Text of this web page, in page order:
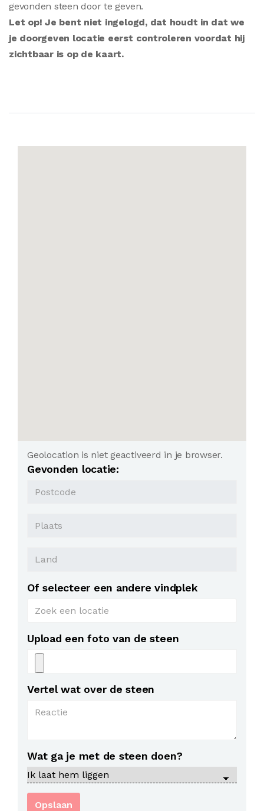
gevonden steen door te geven.
Let op! Je bent niet ingelogd, dat houdt in dat we
je doorgeven locatie eerst controleren voordat hij
zichtbaar is op de kaart.
Geolocation is niet geactiveerd in je browser.
Gevonden locatie:
Postcode
Plaats
Land
Of selecteer een andere vindplek
Upload een foto van de steen
Vertel wat over de steen
Wat ga je met de steen doen?
Opslaan